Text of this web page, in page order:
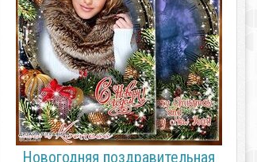
Новогодняя поздравительная